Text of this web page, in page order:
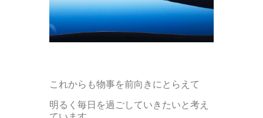
これからも物事を前向きにとらえて
明るく毎日を過ごしていきたいと考え